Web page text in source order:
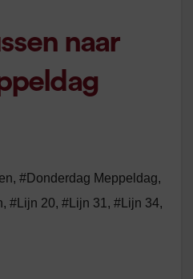
naar
, #Donderdag Meppeldag,
, #Lijn 20, #Lijn 31 , #Lijn 34,